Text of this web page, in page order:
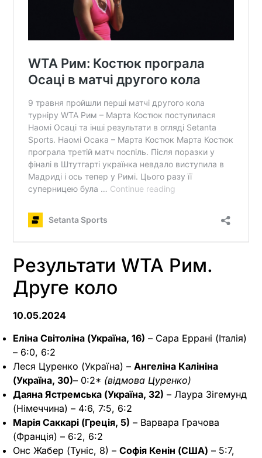
Результати WTA Рим.
Друге коло
10.05.2024
Еліна Світоліна (Україна, 16) – Сара Еррані (Італія)
– 6:0, 6:2
Леся Цуренко (Україна) – Ангеліна Калініна
(Україна, 30)– 0:2* (відмова Цуренко)
Даяна Ястремська (Україна, 32) – Лаура Зігемунд
(Німеччина) – 4:6, 7:5, 6:2
Марія Саккарі (Греція, 5) – Варвара Грачова
(Франція) – 6:2, 6:2
Онс Жабер (Туніс, 8) – Софія Кенін (США) – 5:7,